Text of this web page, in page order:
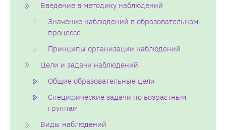
Введение в методику наблюдений
Значение наблюдений в образовательном
процессе
Принципы организации наблюдений
Цели и задачи наблюдений
Общие образовательные цели
Специфические задачи по возрастным
группам
Виды наблюдений